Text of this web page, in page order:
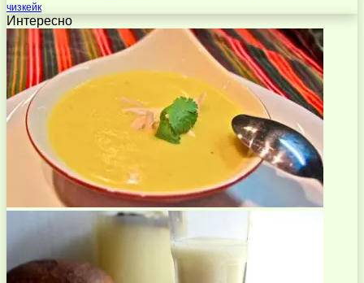
чизкейк
Интересно